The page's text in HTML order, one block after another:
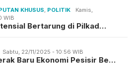
KHUSUS, POLITIK
Kamis,
WIB
Bertarung di Pilkad…
Sabtu, 22/11/2025 - 10:56 WIB
Baru Ekonomi Pesisir Be…